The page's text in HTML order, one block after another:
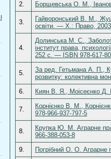
2.
Борщевська О. М.,
3.
Гайворонський В. М.,
освіти. — Х.: Право,
4.
Долинська М. С.,
інститут права,
252 с. — ISBN 978-617-
5.
За ред. Гетьмана А. П.,
розвитку: колективна
6.
Киян В. Я., Моісеєнко
7.
Корнієнко В. М.,
978‑966‑937‑797-5
8.
Крупка Ю. М. Аграрне
966-388-053-8
9.
Погрібний О. О. Аграрне